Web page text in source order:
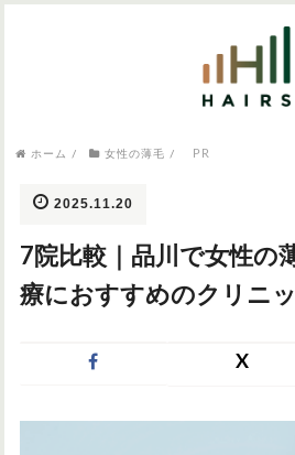
病院・クリニッ
AGA
ホーム / 女性の薄毛 / PR
2025.11.20
7院比較｜品川で女性の
療におすすめのクリニ
X
気になるワードから記事を探す
症状・悩みから記事を探す